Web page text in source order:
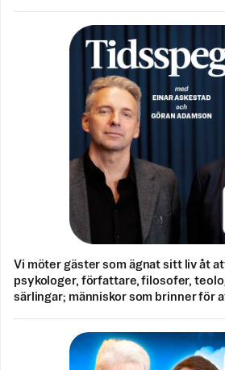
Vi möter gäster som ägnat sitt liv åt
psykologer, författare, filosofer,
särlingar; människor som brinner för